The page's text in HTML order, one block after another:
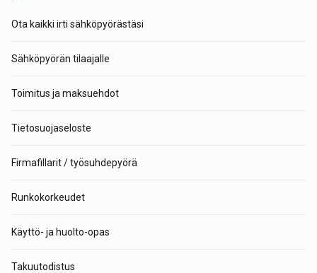
Ota kaikki irti sähköpyörästäsi
Sähköpyörän tilaajalle
Toimitus ja maksuehdot
Tietosuojaseloste
Firmafillarit / työsuhdepyörä
Runkokorkeudet
Käyttö- ja huolto-opas
Takuutodistus